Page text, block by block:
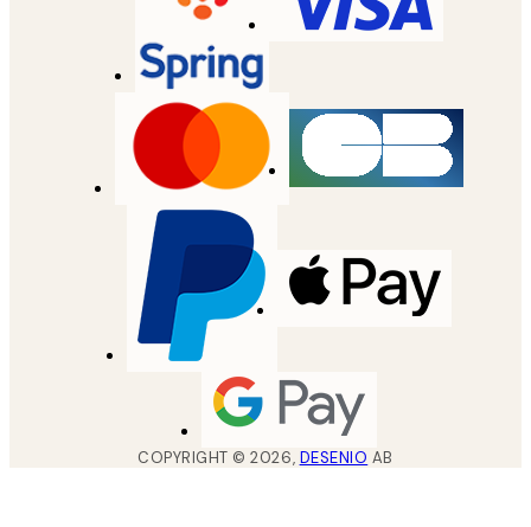
COPYRIGHT ©2026, DESENIO AB